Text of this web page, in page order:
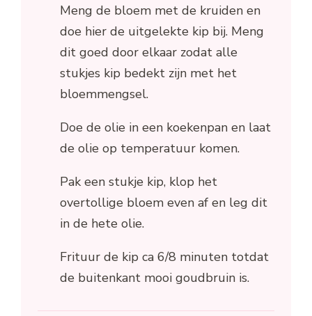
Meng de bloem met de kruiden en
doe hier de uitgelekte kip bij. Meng
dit goed door elkaar zodat alle
stukjes kip bedekt zijn met het
bloemmengsel.
Doe de olie in een koekenpan en laat
de olie op temperatuur komen.
Pak een stukje kip, klop het
overtollige bloem even af en leg dit
in de hete olie.
Frituur de kip ca 6/8 minuten totdat
de buitenkant mooi goudbruin is.